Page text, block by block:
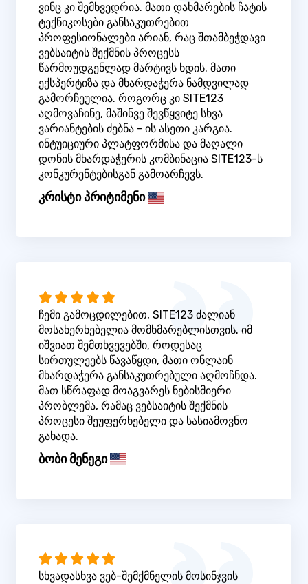
ვინც კი შემხვედრია. მათი დახმარების ჩატის
ტექნიკოსები განსაკუთრებით
პროფესიონალები არიან, რაც შთამბეჭდავი
ვებსაიტის შექმნის პროცესს
წარმოუდგენლად მარტივს ხდის. მათი
ექსპერტიზა და მხარდაჭერა ნამდვილად
გამორჩეულია. როგორც კი SITE123
აღმოვაჩინე, მაშინვე შევწყვიტე სხვა
ვარიანტების ძებნა - ის ასეთი კარგია.
ინტუიციური პლატფორმისა და მაღალი
დონის მხარდაჭერის კომბინაცია SITE123-ს
კონკურენტებისგან გამოარჩევს.
კრისტი პრიტიმენი
ჩემი გამოცდილებით, SITE123 ძალიან
მოსახერხებელია მომხმარებლისთვის. იმ
იშვიათ შემთხვევებში, როდესაც
სირთულეებს წავაწყდი, მათი ონლაინ
მხარდაჭერა განსაკუთრებული აღმოჩნდა.
მათ სწრაფად მოაგვარეს ნებისმიერი
პრობლემა, რამაც ვებსაიტის შექმნის
პროცესი შეუფერხებელი და სასიამოვნო
გახადა.
ბობი მენეგი
სხვადასხვა ვებ-შემქმნელის მოსინჯვის